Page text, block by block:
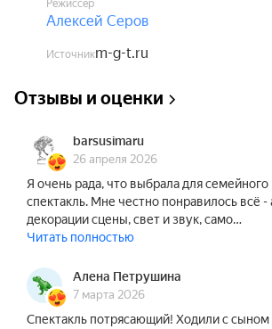
Дети до 3-х лет (включительно)
спектакли бесплатно. С 4-х лет
необходим отдельный билет на
находится в зрительном зале в
Режиссёр
Алексей Серов
Источникm-g-t.ru
Отзывы и оценки
barsusimaru
26 апреля 2026
Я очень рада, что выбрала для
спектакль. Мне честно понравилось всё
декорации сцены, свет и звук, само…
Читать полностью
Алена Петрушина
7 марта 2026
Спектакль потрясающий! Ходили с сыном